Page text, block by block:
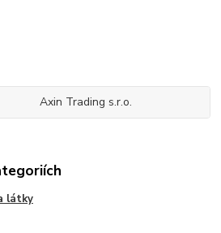
Axin Trading s.r.o.
látky